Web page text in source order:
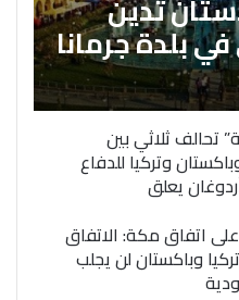
في بلدة جرمانا
تحالف ثلاثي بين
وتركيا للدفاع
يعلق
اتفاق مكة: الاتفاق
وباكستان لن يجلب